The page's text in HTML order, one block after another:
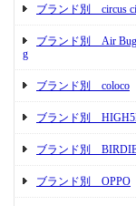
ブランド別 circus
ブランド別 Air
g
ブランド別 coloco
ブランド別
ブランド別
ブランド別 OPPO